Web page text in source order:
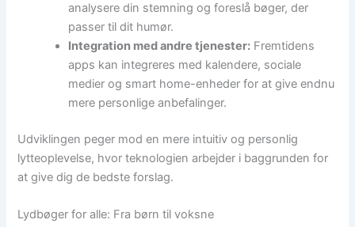
analysere din stemning og foreslå bøger, der
passer til dit humør.
Integration med andre tjenester: Fremtidens
apps kan integreres med kalendere, sociale
medier og smart home-enheder for at give endnu
mere personlige anbefalinger.
Udviklingen peger mod en mere intuitiv og personlig
lytteoplevelse, hvor teknologien arbejder i baggrunden for
at give dig de bedste forslag.
Lydbøger for alle: Fra børn til voksne